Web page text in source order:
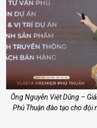
Ông Nguyễn Việt Dũng –
Phú Thuận đào tạo cho đội